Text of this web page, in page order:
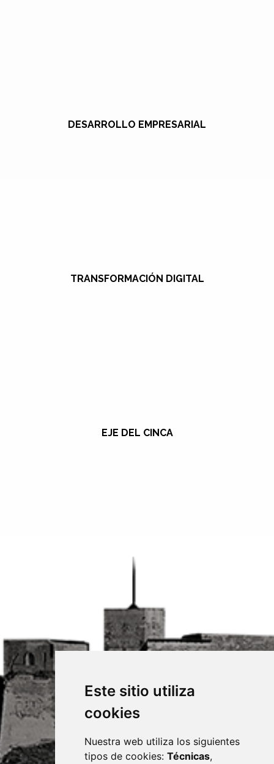
Este sitio utiliza
cookies
Nuestra web utiliza los siguientes
tipos de cookies: Técnicas,
DESARROLLO EMPRESARIAL
TRANSFORMACIÓN DIGITAL
EJE DEL CINCA